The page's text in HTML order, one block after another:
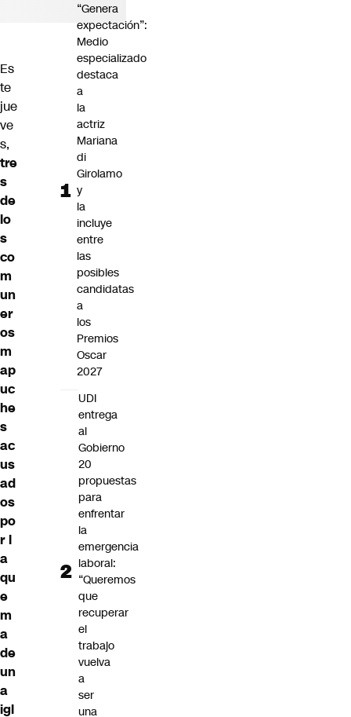
Es
te
jue
ve
s,
tre
s
de
lo
s
co
m
un
er
os
m
ap
uc
he
s
ac
us
ad
os
po
r l
a
qu
e
m
a
de
un
a
igl
“Genera
expectación”:
Medio
especializado
destaca
a
la
actriz
Mariana
di
Girolamo
y
la
incluye
entre
las
posibles
candidatas
a
los
Premios
Oscar
2027
UDI
entrega
al
Gobierno
20
propuestas
para
enfrentar
la
emergencia
laboral:
“Queremos
que
recuperar
el
trabajo
vuelva
a
ser
una